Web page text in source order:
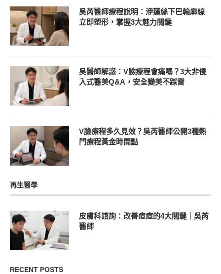
吳芮醫師療程說明：洢蓮絲下巴輪廓線
立即塑形，掌握3大魅力關鍵
吳醫師解惑：V臉療程會痛嗎？3大非侵
入式醫美Q&A，安全變美不踩雷
V臉療程多久見效？吳芮醫師公開3種熱
門療程黃金時間點
再生醫學
皮膚科諮詢：改善痘痘的4大關鍵｜吳芮
醫師
RECENT POSTS